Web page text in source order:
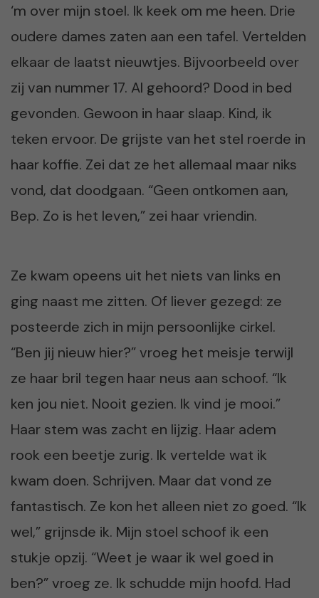
‘m over mijn stoel. Ik keek om me heen. Drie
oudere dames zaten aan een tafel. Vertelden
elkaar de laatst nieuwtjes. Bijvoorbeeld over
zij van nummer 17. Al gehoord? Dood in bed
gevonden. Gewoon in haar slaap. Kind, ik
teken ervoor. De grijste van het stel roerde in
haar koffie. Zei dat ze het allemaal maar niks
vond, dat doodgaan. “Geen ontkomen aan,
Bep. Zo is het leven,” zei haar vriendin.
Ze kwam opeens uit het niets van links en
ging naast me zitten. Of liever gezegd: ze
posteerde zich in mijn persoonlijke cirkel.
“Ben jij nieuw hier?” vroeg het meisje terwijl
ze haar bril tegen haar neus aan schoof. “Ik
ken jou niet. Nooit gezien. Ik vind je mooi.”
Haar stem was zacht en lijzig. Haar adem
rook een beetje zurig. Ik vertelde wat ik
kwam doen. Schrijven. Maar dat vond ze
fantastisch. Ze kon het alleen niet zo goed. “Ik
wel,” grijnsde ik. Mijn stoel schoof ik een
stukje opzij. “Weet je waar ik wel goed in
ben?” vroeg ze. Ik schudde mijn hoofd. Had